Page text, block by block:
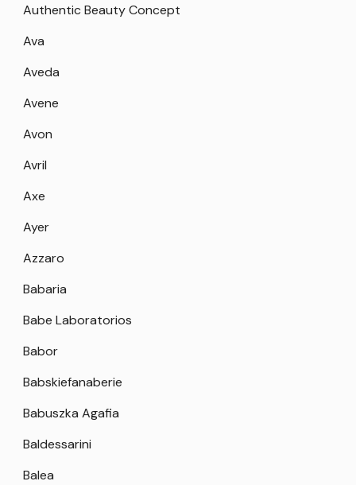
Authentic Beauty Concept
Ava
Aveda
Avene
Avon
Avril
Axe
Ayer
Azzaro
Babaria
Babe Laboratorios
Babor
Babskiefanaberie
Babuszka Agafia
Baldessarini
Balea